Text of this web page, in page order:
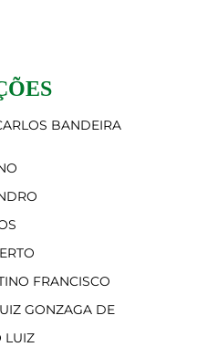
BANDEIRA
FRANCISCO
GONZAGA DE
LUIZ